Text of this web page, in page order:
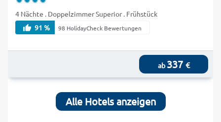
4 Nächte . Doppelzimmer Superior . Frühstück
91 %
98 HolidayCheck Bewertungen
ab 337 €
Alle Hotels anzeigen